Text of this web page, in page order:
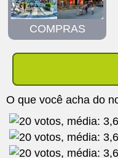
COMPRAS
O que você acha do